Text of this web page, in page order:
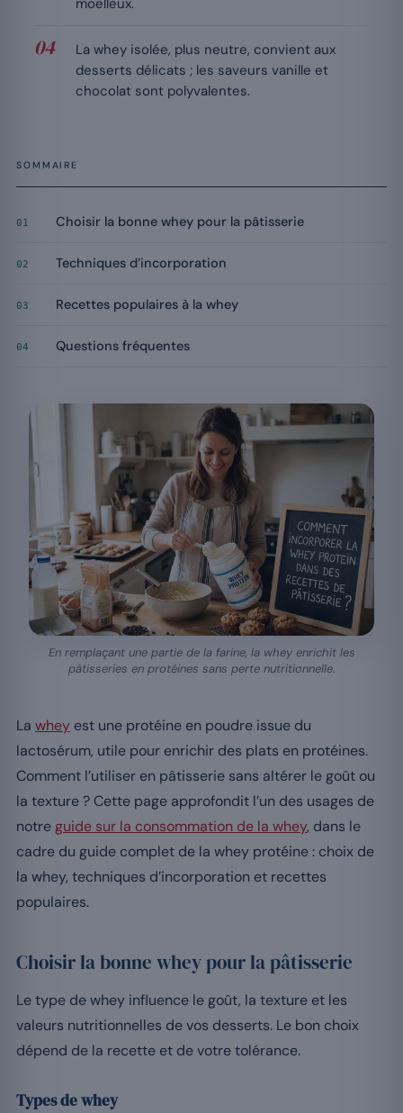
moelleux.
La whey isolée, plus neutre, convient aux
desserts délicats ; les saveurs vanille et
chocolat sont polyvalentes.
SOMMAIRE
01 Choisir la bonne whey pour la pâtisserie
02 Techniques d’incorporation
03 Recettes populaires à la whey
04 Questions fréquentes
En remplaçant une partie de la farine, la whey enrichit les
pâtisseries en protéines sans perte nutritionnelle.
La whey est une protéine en poudre issue du
lactosérum, utile pour enrichir des plats en protéines.
Comment l’utiliser en pâtisserie sans altérer le goût ou
la texture ? Cette page approfondit l’un des usages de
notre guide sur la consommation de la whey, dans le
cadre du guide complet de la whey protéine : choix de
la whey, techniques d’incorporation et recettes
populaires.
Choisir la bonne whey pour la pâtisserie
Le type de whey influence le goût, la texture et les
valeurs nutritionnelles de vos desserts. Le bon choix
dépend de la recette et de votre tolérance.
Types de whey